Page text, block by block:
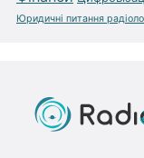
Юридичні питання